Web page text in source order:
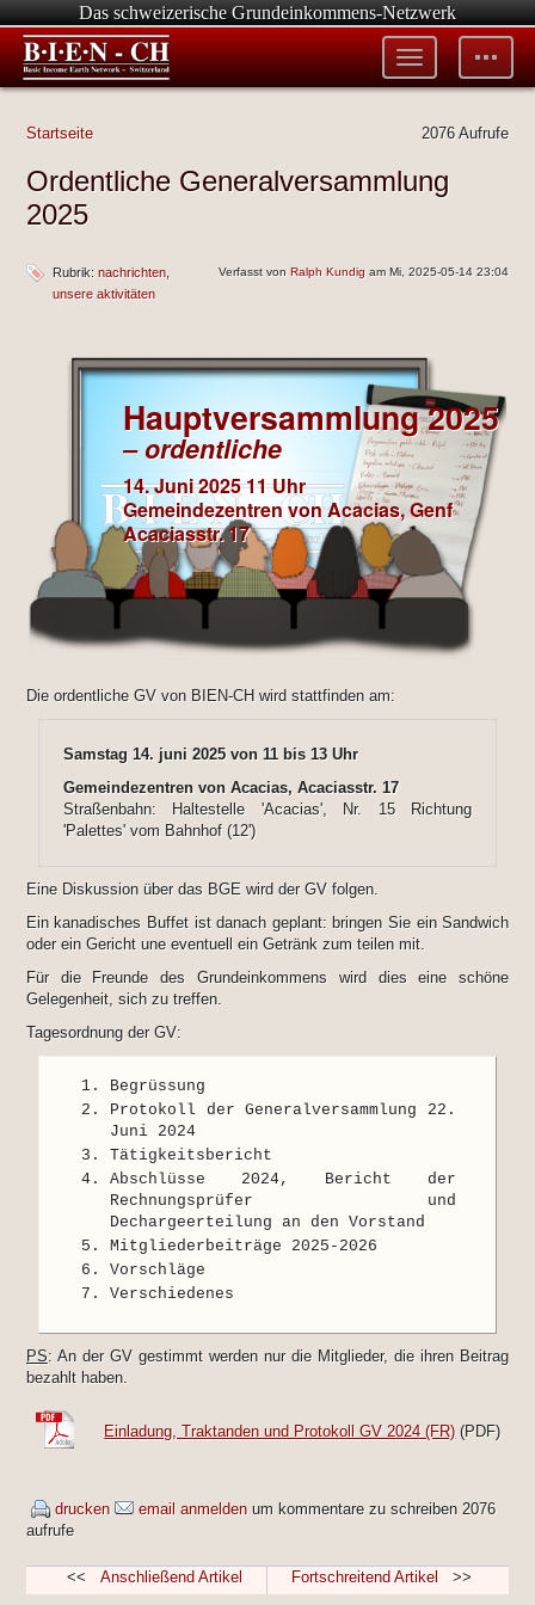
Das schweizerische Grundeinkommens-Netzwerk
Toggle
tools
Toggle
menu
2076 Aufrufe
Startseite
Ordentliche Generalversammlung
2025
Verfasst vonRalph Kundig am Mi, 2025-05-14 23:04
Rubrik: nachrichten
unsere aktivitäten
Hauptversammlung 2025
– ordentliche
14. Juni 2025 11 Uhr
Gemeindezentren von Acacias, Genf
Acaciasstr. 17
Die ordentliche GV von BIEN-CH wird stattfinden am:
Samstag 14. juni 2025 von 11 bis 13 Uhr
Gemeindezentren von Acacias, Acaciasstr. 17
Straßenbahn: Haltestelle 'Acacias', Nr. 15 Richtung
'Palettes' vom Bahnhof (12')
Eine Diskussion über das BGE wird der GV folgen.
Ein kanadisches Buffet ist danach geplant: bringen Sie ein Sandwich
oder ein Gericht une eventuell ein Getränk zum teilen mit.
Für die Freunde des Grundeinkommens wird dies eine schöne
Gelegenheit, sich zu treffen.
Tagesordnung der GV:
Begrüssung
Protokoll der Generalversammlung 22.
Juni 2024
Tätigkeitsbericht
Abschlüsse 2024, Bericht der
Rechnungsprüfer und
Dechargeerteilung an den Vorstand
Mitgliederbeiträge 2025-2026
Vorschläge
Verschiedenes
PS: An der GV gestimmt werden nur die Mitglieder, die ihren Beitrag
bezahlt haben.
Einladung, Traktanden und Protokoll GV 2024 (FR) (PDF)
drucken email anmeldenum kommentare zu schreiben 2076
aufrufe
<< Anschließend Artikel Fortschreitend Artikel >>